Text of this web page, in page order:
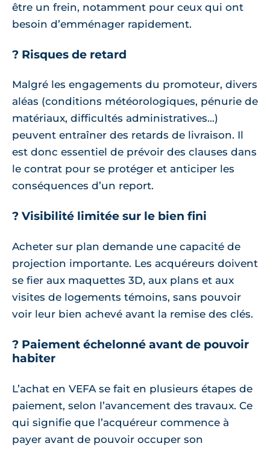
être un frein, notamment pour ceux qui ont
besoin d’emménager rapidement.
? Risques de retard
Malgré les engagements du promoteur, divers
aléas (conditions météorologiques, pénurie de
matériaux, difficultés administratives…)
peuvent entraîner des retards de livraison. Il
est donc essentiel de prévoir des clauses dans
le contrat pour se protéger et anticiper les
conséquences d’un report.
? Visibilité limitée sur le bien fini
Acheter sur plan demande une capacité de
projection importante. Les acquéreurs doivent
se fier aux maquettes 3D, aux plans et aux
visites de logements témoins, sans pouvoir
voir leur bien achevé avant la remise des clés.
? Paiement échelonné avant de pouvoir
habiter
L’achat en VEFA se fait en plusieurs étapes de
paiement, selon l’avancement des travaux. Ce
qui signifie que l’acquéreur commence à
payer avant de pouvoir occuper son